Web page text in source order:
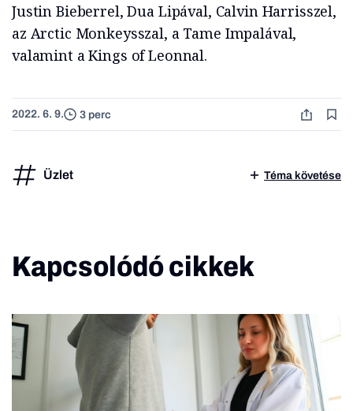
Justin Bieberrel, Dua Lipával, Calvin Harrisszel,
az Arctic Monkeysszal, a Tame Impalával,
valamint a Kings of Leonnal.
2022. 6. 9. 3 perc
Üzlet Téma követése
Kapcsolódó cikkek